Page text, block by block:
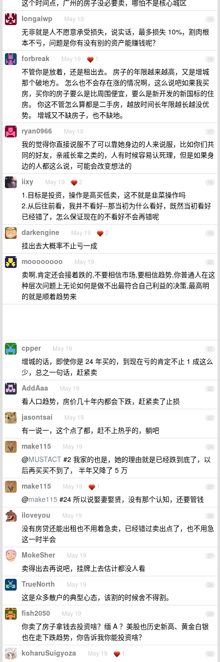
这个时间点，广州的房子没必要卖，哪怕不是核心城区
15
longaiwp May 19
无非就是人不愿意承受损失，说实话，最多损失 10%，割肉根
本不亏，问题是你有没有别的资产能赚钱呢？
16
forbreak May 19 1
不管你是放着，还是租出去。 房子的年限越来越高，又是增城
那个破地方。 怎么也不会存在涨的情况啊，这么说吧如果我买
房，买你的房子要么是比周围便宜，要么是新开发的新国标的住
房。 你这不管怎么算都是二手房，越放时间长年限越长越没优
势。 增城又不缺房子，也不缺地。
17
ryan0966 May 19
我的觉得你直接说服不了可以靠她身边的人来说服，比如你们共
同的好友，亲戚长辈之类的，人有时候容易认死理，但是如果身
边的人都这么说，可能会改变想法的
18
iixy May 19 2
1.目标是投资，操作是高买低卖，这不就是韭菜操作吗
2.从后往前看，我并不看好--那当初为什么看好，既然当初看好
已经错了，怎么保证现在的不看好不会再错呢
19
darkengine May 19 2
挂出去大概率不止亏一成
20
moooooooo May 19
卖啊,肯定还会接着跌的,不要相信市场,要相信趋势,你普通人在这
种层次问题上无论如何是做不出最符合自己利益的决策,最高明
的就是顺着趋势来
21
cpper May 19
增城的话，即使你是 24 年买的，到现在亏的肯定不止 1 成这么
少，总之一句话，赶紧卖
22
AddAaa May 19
看人口趋势，房价几十年内都会下跌，赶紧卖了止损
23
jasontsai May 19
有一说一，这个点了都，赶不上热乎的，躺吧
24
make115 May 19
@MUSTACT #2 我家的也是，她的理由就是已经跌到底了，以
后再买买不到了， 半年又降了 5 万
25
make115 May 19 1
@make115 #24 所以说娶妻娶贤，没有那个认知，还要管钱
26
iloveyou May 19
没有房贷还能出租也不用着急卖，已经错过卖出点了，也不用急
这一时半会
27
MokeSher May 19
卖得出去再说吧，挂牌上去估计都没人看
28
TrueNorth May 19
这是众多散户的典型心态，该割的时候舍不得割。
29
fish2050 May 19
你卖了房子拿钱去投资啥？缅 A ？美股也历史新高、黄金白银
也在走下跌趋势，你告诉我你能投资啥？
30
koharuSuigyoza May 19 1